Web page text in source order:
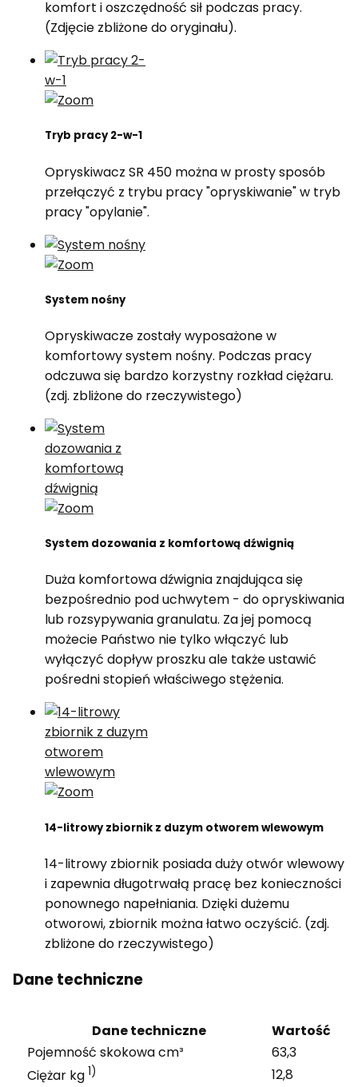
komfort i oszczędność sił podczas pracy.
(Zdjęcie zbliżone do oryginału).
Tryb pracy 2-w-1
Opryskiwacz SR 450 można w prosty sposób
przełączyć z trybu pracy "opryskiwanie" w tryb
pracy "opylanie".
System nośny
Opryskiwacze zostały wyposażone w
komfortowy system nośny. Podczas pracy
odczuwa się bardzo korzystny rozkład ciężaru.
(zdj. zbliżone do rzeczywistego)
System dozowania z komfortową dźwignią
Duża komfortowa dźwignia znajdująca się
bezpośrednio pod uchwytem - do opryskiwania
lub rozsypywania granulatu. Za jej pomocą
możecie Państwo nie tylko włączyć lub
wyłączyć dopływ proszku ale także ustawić
pośredni stopień właściwego stężenia.
14-litrowy zbiornik z duzym otworem wlewowym
14-litrowy zbiornik posiada duży otwór wlewowy
i zapewnia długotrwałą pracę bez konieczności
ponownego napełniania. Dzięki dużemu
otworowi, zbiornik można łatwo oczyścić. (zdj.
zbliżone do rzeczywistego)
Dane techniczne
Dane techniczne
Wartość
Pojemność skokowa cm³
63,3
Ciężar kg 1)
12,8